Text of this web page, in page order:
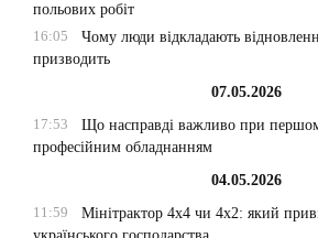
польових робіт
16:05
Чому люди відкладають
призводить
07.05.2026
17:53
Що насправді важливо при
професійним обладнанням
04.05.2026
11:59
Мінітрактор 4х4 чи 4х2: який